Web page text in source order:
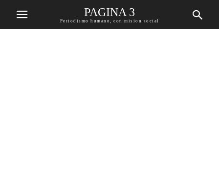
PAGINA 3
Periodismo humano, con mision social